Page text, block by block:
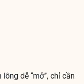
dễ “mở”, chỉ cần